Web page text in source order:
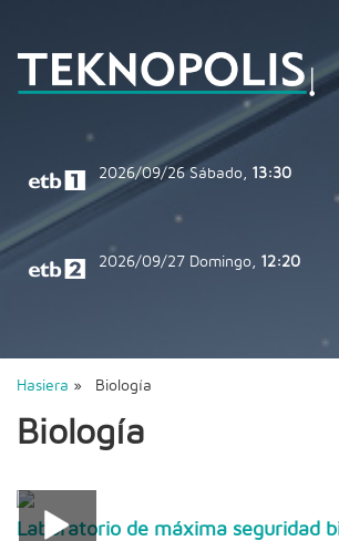
2026/09/26Sábado, 13:30
2026/09/27 Domingo, 12:20
Hasiera » Biología
Biología
Laboratorio de máxima seguridad